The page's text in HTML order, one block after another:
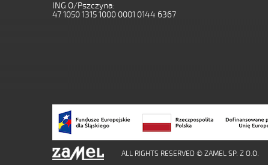
ING O/Pszczyna:
47 1050 1315 1000 0001 0144 6367
ALL RIGHTS RESERVED © ZAMEL SP. Z O.O.